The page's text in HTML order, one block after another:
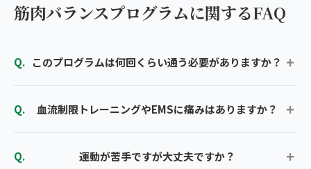
筋肉バランスプログラムに関するFAQ
このプログラムは何回くらい通う必要がありますか？
血流制限トレーニングやEMSに痛みはありますか？
運動が苦手ですが大丈夫ですか？